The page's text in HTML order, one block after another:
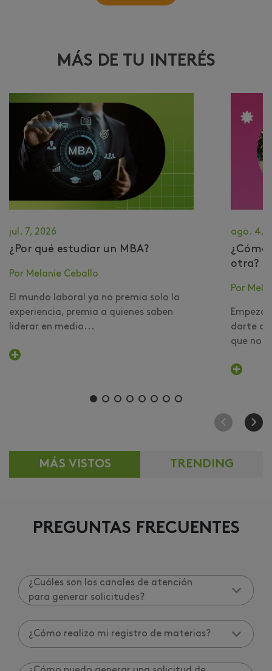
MÁS DE TU INTERÉS
jul. 7, 2026
¿Por qué estudiar un MBA?
Por Melanie Ceballo
El mundo laboral ya no premia solo la
experiencia, premia a quienes saben
liderar en medio...
ago. 4,
​¿Cómo
otra?
Por
darte
que no
MÁS VISTOS TRENDING
PREGUNTAS FRECUENTES
¿Cuáles son los canales de atención
para generar solicitudes?
¿Cómo realizo mi registro de materias?